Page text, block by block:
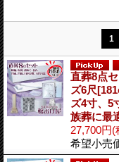
1
直葬8点
ズ6尺
ズ4寸、
族葬に最
27,700円(
希望小売